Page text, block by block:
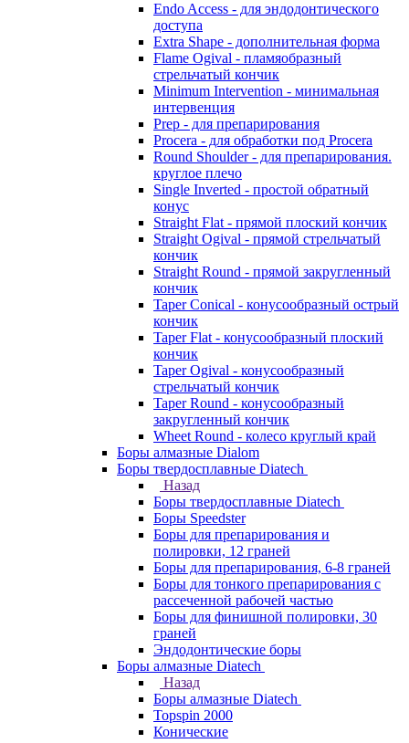
Endo Access - для эндодонтического
доступа
Extra Shape - дополнительная форма
Flame Ogival - пламяобразный
стрельчатый кончик
Minimum Intervention - минимальная
интервенция
Prep - для препарирования
Procera - для обработки под Procera
Round Shoulder - для препарирования.
круглое плечо
Single Inverted - простой обратный
конус
Straight Flat - прямой плоский кончик
Straight Ogival - прямой стрельчатый
кончик
Straight Round - прямой закругленный
кончик
Taper Conical - конусообразный острый
кончик
Taper Flat - конусообразный плоский
кончик
Taper Ogival - конусообразный
стрельчатый кончик
Taper Round - конусообразный
закругленный кончик
Wheet Round - колесо круглый край
Боры алмазные Dialom
Боры твердосплавные Diatech
Назад
Боры твердосплавные Diatech
Боры Speedster
Боры для препарирования и
полировки, 12 граней
Боры для препарирования, 6-8 граней
Боры для тонкого препарирования с
рассеченной рабочей частью
Боры для финишной полировки, 30
граней
Эндодонтические боры
Боры алмазные Diatech
Назад
Боры алмазные Diatech
Topspin 2000
Конические